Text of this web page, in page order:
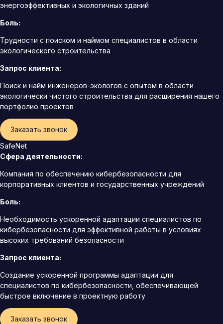
энергоэффективных и экологичных зданий
Боль:
Трудности с поиском и наймом специалистов в области
экологического строительства
Запрос клиента:
Поиск и найм инженеров-экологов с опытом в области
экологически чистого строительства для расширения нашего
портфолио проектов
Заказать звонок
SafeNet
Сфера деятельности:
Компания по обеспечению кибербезопасности для
корпоративных клиентов и государственных учреждений
Боль:
Необходимость ускоренной адаптации специалистов по
кибербезопасности для эффективной работы в условиях
высоких требований безопасности
Запрос клиента:
Создание ускоренной программы адаптации для
специалистов по кибербезопасности, обеспечивающей
быстрое включение в проектную работу
Заказать звонок